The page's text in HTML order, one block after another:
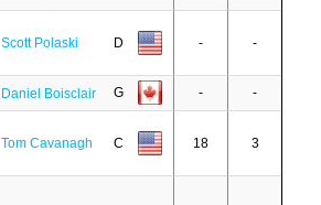
Scott Polaski D - -
Daniel Boisclair G - -
Tom Cavanagh C 18 3